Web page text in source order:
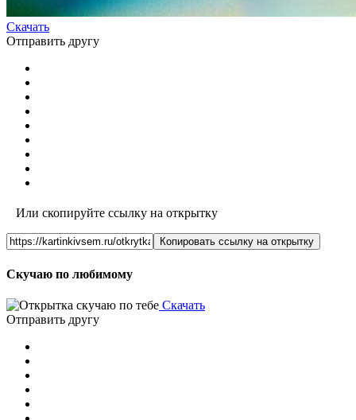
Скачать
Отправить другу
Или скопируйте ссылку на открытку
Копировать ссылку на открытку
Скучаю по любимому
Скачать
Отправить другу